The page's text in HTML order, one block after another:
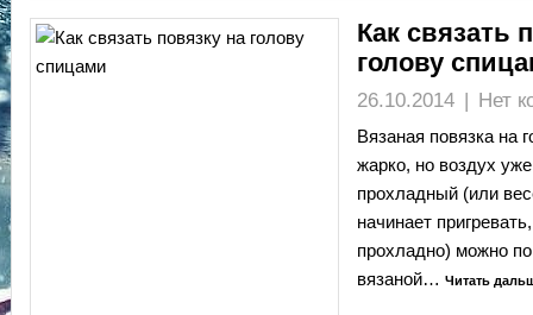
Как связать
голову
26.10.2014 | Нет
Вязаная повязка на
жарко, но воздух
прохладный (или
начинает
прохладно) можно
вязаной… Читать